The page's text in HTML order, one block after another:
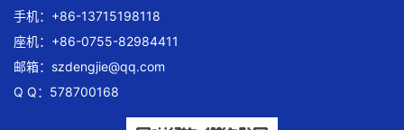
手机：+86-13715198118
座机：+86-0755-82984411
邮箱： szdengjie@qq.com
Q Q：578700168